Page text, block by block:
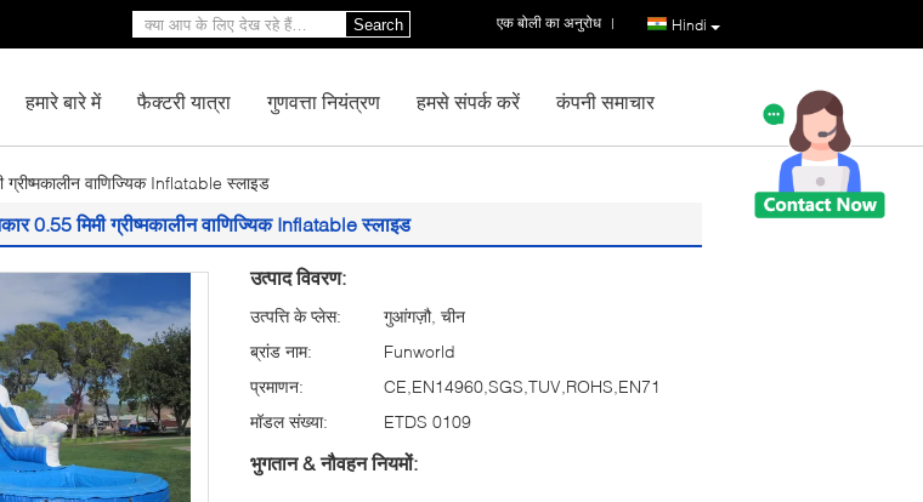
Hindi
एक बोली का अनुरोध |
Search
हमारे बारे में फैक्टरी यात्रा गुणवत्ता नियंत्रण हमसे संपर्क करें कंपनी समाचार
वाणिज्यिक Inflatable स्लाइड
0.55 मिमी ग्रीष्मकालीन वाणिज्यिक Inflatable स्लाइड
उत्पाद विवरण:
उत्पत्ति के प्लेस:
गुआंगज़ौ, चीन
ब्रांड नाम:
Funworld
प्रमाणन:
CE,EN14960,SGS,TUV,ROHS,EN71
मॉडल संख्या:
ETDS 0109
भुगतान & नौवहन नियमों: